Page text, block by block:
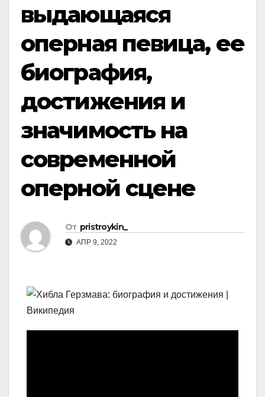
выдающаяся
оперная певица, ее
биография,
достижения и
значимость на
современной
оперной сцене
От pristroykin_
АПР 9, 2022